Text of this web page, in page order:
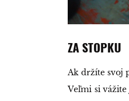
ZA STOPKU
Ak držíte svoj
Veľmi si vážite